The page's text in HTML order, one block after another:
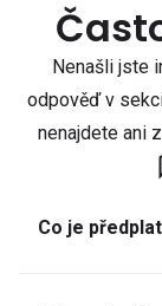
Nenašli jste
odpověď v
nenajdete ani
Co je